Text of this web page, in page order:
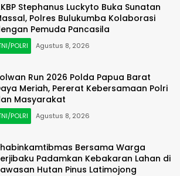
Stephanus Luckyto Buka Sunatan
Polres Bulukumba Kolaborasi
Pemuda Pancasila
POLRI Agustus 8, 2026
Run 2026 Polda Papua Barat
Meriah, Pererat Kebersamaan Polri
Masyarakat
POLRI Agustus 8, 2026
Bersama Warga
Padamkan Kebakaran Lahan di
Hutan Pinus Latimojong